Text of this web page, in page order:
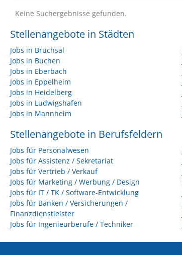
Keine Suchergebnisse gefunden.
Stellenangebote in Städten
Jobs in Bruchsal
Jobs in Buchen
Jobs in Eberbach
Jobs in Eppelheim
Jobs in Heidelberg
Jobs in Ludwigshafen
Jobs in Mannheim
Stellenangebote in Berufsfeldern
Jobs für Personalwesen
Jobs für Assistenz / Sekretariat
Jobs für Vertrieb / Verkauf
Jobs für Marketing / Werbung / Design
Jobs für IT / TK / Software-Entwicklung
Jobs für Banken / Versicherungen /
Finanzdienstleister
Jobs für Ingenieurberufe / Techniker